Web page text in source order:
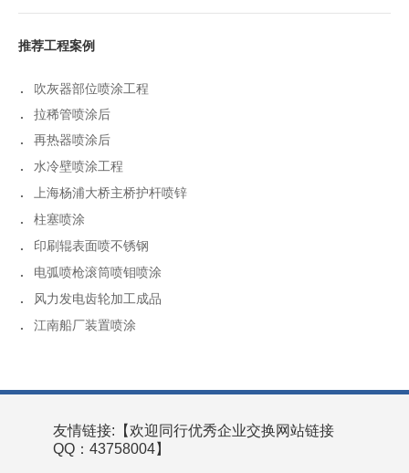
推荐工程案例
.
吹灰器部位喷涂工程
.
拉稀管喷涂后
.
再热器喷涂后
.
水冷壁喷涂工程
.
上海杨浦大桥主桥护杆喷锌
.
柱塞喷涂
.
印刷辊表面喷不锈钢
.
电弧喷枪滚筒喷钼喷涂
.
风力发电齿轮加工成品
.
江南船厂装置喷涂
友情链接:【欢迎同行优秀企业交换网站链接
QQ：43758004】